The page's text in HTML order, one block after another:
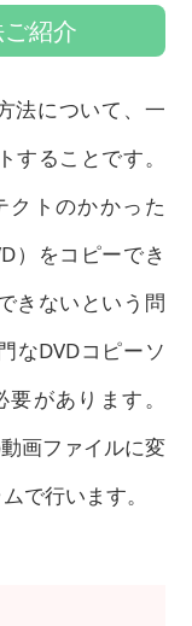
紹介
法について、一
ることです。
クトのかかった
）をコピーでき
きないという問
なDVDコピーソ
があります。
画ファイルに変
で行います。